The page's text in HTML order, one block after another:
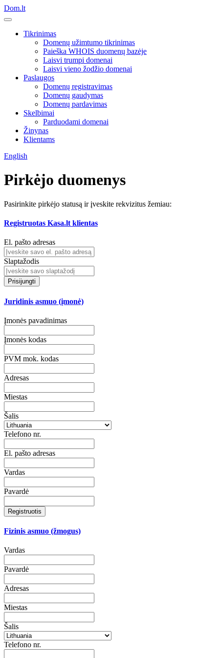
Dom.lt
Tikrinimas
Domenų užimtumo tikrinimas
Paieška WHOIS duomenų bazėje
Laisvi trumpi domenai
Laisvi vieno žodžio domenai
Paslaugos
Domenų registravimas
Domenų gaudymas
Domenų pardavimas
Skelbimai
Parduodami domenai
Žinynas
Klientams
English
Pirkėjo duomenys
Pasirinkite pirkėjo statusą ir įveskite rekvizitus žemiau:
Registruotas Kasa.lt klientas
El. pašto adresas
Slaptažodis
Prisijungti
Juridinis asmuo (įmonė)
Įmonės pavadinimas
Įmonės kodas
PVM mok. kodas
Adresas
Miestas
Šalis
Telefono nr.
El. pašto adresas
Vardas
Pavardė
Registruotis
Fizinis asmuo (žmogus)
Vardas
Pavardė
Adresas
Miestas
Šalis
Telefono nr.